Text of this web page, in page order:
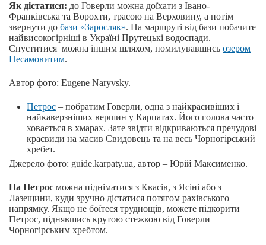
Як дістатися: до Говерли можна доїхати з Івано-
Франківська та Ворохти, трасою на Верховину, а потім
звернути до бази «Заросляк». На маршруті від бази побачите
найвисокогірніші в Україні Прутецькі водоспади.
Спуститися можна іншим шляхом, помилувавшись озером
Несамовитим.
Автор фото: Eugene Naryvsky.
Петрос – побратим Говерли, одна з найкрасивіших і
найкаверзніших вершин у Карпатах. Його голова часто
ховається в хмарах. Зате звідти відкриваються пречудові
краєвиди на масив Свидовець та на весь Чорногірський
хребет.
Джерело фото: guide.karpaty.ua, автор – Юрій Максименко.
На Петрос можна підніматися з Квасів, з Ясіні або з
Лазещини, куди зручно дістатися потягом рахівського
напрямку. Якщо не боїтеся труднощів, можете підкорити
Петрос, піднявшись крутою стежкою від Говерли
Чорногірським хребтом.